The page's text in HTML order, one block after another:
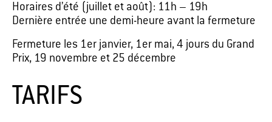
Horaires d’été (juillet et août): 11h – 19h
Dernière entrée une demi-heure avant la fermeture
Fermeture les 1er janvier, 1er mai, 4 jours du Grand
Prix, 19 novembre et 25 décembre
TARIFS